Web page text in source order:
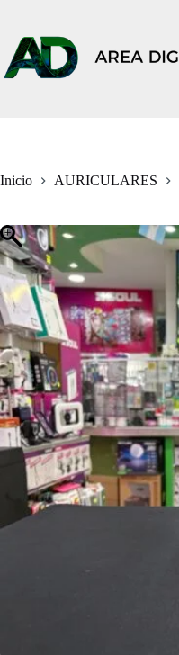
contenido
Inicio AURICULARES